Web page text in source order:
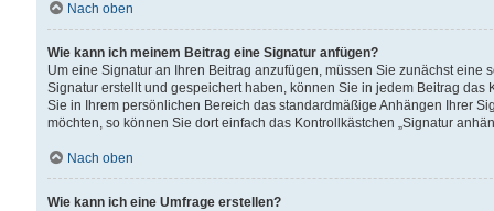
Nach oben
Wie kann ich meinem Beitrag eine Signatur anfügen?
Um eine Signatur an Ihren Beitrag anzufügen, müssen Sie zunächst
Signatur erstellt und gespeichert haben, können Sie in jedem Beitrag
Sie in Ihrem persönlichen Bereich das standardmäßige Anhängen Ihrer
möchten, so können Sie dort einfach das Kontrollkästchen „Signatur
Nach oben
Wie kann ich eine Umfrage erstellen?